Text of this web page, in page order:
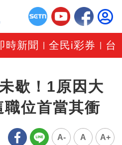
時新聞 |全民i彩券 台
歇！1原因大
位首當其衝
A- A A+